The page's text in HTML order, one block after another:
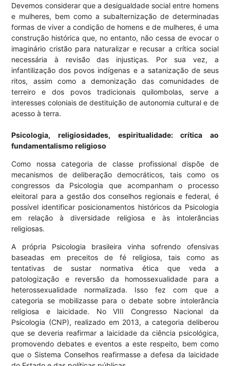
Devemos considerar que a desigualdade social entre homens
e mulheres, bem como a subalternização de determinadas
formas de viver a condição de homens e de mulheres, é uma
construção histórica que, no entanto, não cessa de evocar o
imaginário cristão para naturalizar e recusar a crítica social
necessária à revisão das injustiças. Por sua vez, a
infantilização dos povos indígenas e a satanização de seus
ritos, assim como a demonização das comunidades de
terreiro e dos povos tradicionais quilombolas, serve a
interesses coloniais de destituição de autonomia cultural e de
acesso à terra.
Psicologia, religiosidades, espiritualidade: crítica ao
fundamentalismo religioso
Como nossa categoria de classe profissional dispõe de
mecanismos de deliberação democráticos, tais como os
congressos da Psicologia que acompanham o processo
eleitoral para a gestão dos conselhos regionais e federal, é
possível identificar posicionamentos históricos da Psicologia
em relação à diversidade religiosa e às intolerâncias
religiosas.
A própria Psicologia brasileira vinha sofrendo ofensivas
baseadas em preceitos de fé religiosa, tais como as
tentativas de sustar normativa ética que veda a
patologização e reversão da homossexualidade para a
heterossexualidade normalizada. Isso fez com que a
categoria se mobilizasse para o debate sobre intolerância
religiosa e laicidade. No VIII Congresso Nacional da
Psicologia (CNP), realizado em 2013, a categoria deliberou
que se deveria reafirmar a laicidade da ciência psicológica,
promovendo debates e eventos a este respeito, bem como
que o Sistema Conselhos reafirmasse a defesa da laicidade